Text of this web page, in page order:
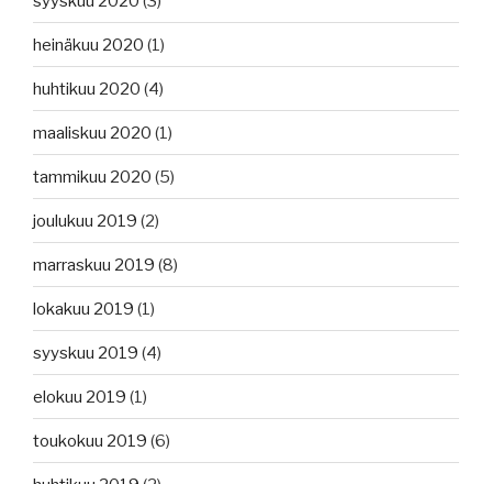
heinäkuu 2020 (1)
huhtikuu 2020 (4)
maaliskuu 2020 (1)
tammikuu 2020 (5)
joulukuu 2019 (2)
marraskuu 2019 (8)
lokakuu 2019 (1)
syyskuu 2019 (4)
elokuu 2019 (1)
toukokuu 2019 (6)